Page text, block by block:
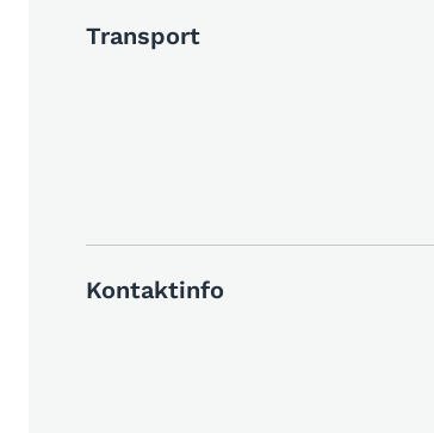
Transport
Kontaktinfo